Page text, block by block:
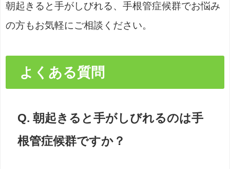
朝起きると手がしびれる、手根管症候群でお悩み
の方もお気軽にご相談ください。
よくある質問
Q. 朝起きると手がしびれるのは手
根管症候群ですか？